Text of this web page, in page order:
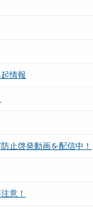
情報
止啓発動画を配信中！
意！